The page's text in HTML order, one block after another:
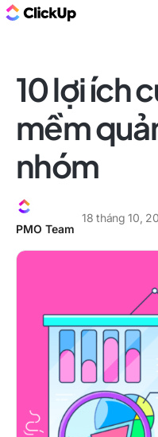
10 lợi ích
mềm
nhóm
PMO Team
18 tháng 10,